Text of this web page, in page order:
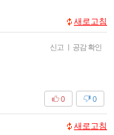
새로고침
신고 | 공감 확인
0
0
새로고침